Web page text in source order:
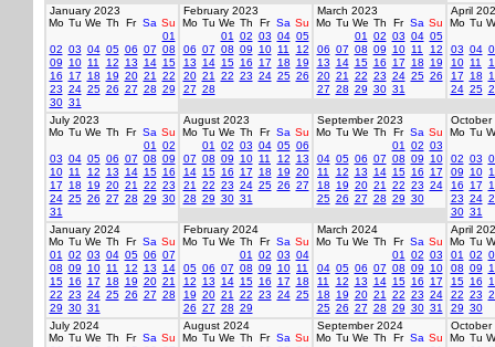
January 2023
Mo Tu We Th Fr Sa Su
01
02 03 04 05 06 07 08
09
10 11 12 13 14 15
16
17 18 19 20 21
22
23 24 25 26 27 28 29
30 31
February 2023
Mo Tu We Th Fr Sa Su
01
02 03 04 05
06 07 08 09 10 11
12
13
14 15 16 17 18
19
20 21 22 23 24 25 26
27 28
March 2023
Mo Tu We Th Fr Sa Su
01
02 03 04 05
06 07 08 09 10 11
12
13
14 15 16 17 18
19
20 21 22 23 24 25 26
27 28 29 30 31
April
Mo Tu
03 04
10 11
17
18
24 25
July 2023
Mo Tu We Th Fr Sa Su
01
02
03 04 05 06 07 08 09
10 11 12 13 14 15 16
17
18 19 20 21 22 23
24 25 26 27 28 29 30
31
August 2023
Mo Tu We Th Fr Sa Su
01
02 03 04 05 06
07 08 09 10 11 12
13
14 15 16 17 18 19 20
21
22 23 24 25 26 27
28 29 30 31
September 2023
Mo Tu We Th Fr Sa Su
01
02 03
04 05 06 07 08 09
10
11
12 13 14 15 16
17
18
19 20 21 22 23 24
25 26 27 28 29 30
October
Mo Tu
02 03
09
10
16
17
23 24
30 31
January 2024
Mo Tu We Th Fr Sa Su
01
02 03 04 05 06 07
08 09 10 11 12 13
14
15 16 17 18 19 20 21
22 23 24 25 26 27 28
29 30 31
February 2024
Mo Tu We Th Fr Sa Su
01
02 03 04
05 06 07 08 09 10 11
12
13 14 15 16 17
18
19 20 21 22 23 24 25
26 27 28 29
March 2024
Mo Tu We Th Fr Sa Su
01
02 03
04 05 06 07 08 09
10
11
12 13 14 15 16
17
18
19 20 21 22 23 24
25 26 27 28 29 30 31
April
Mo Tu
01
02
08 09
15 16
22 23
29 30
July 2024
Mo Tu We Th Fr Sa Su
August 2024
Mo Tu We Th Fr Sa Su
September 2024
Mo Tu We Th Fr Sa Su
October
Mo Tu